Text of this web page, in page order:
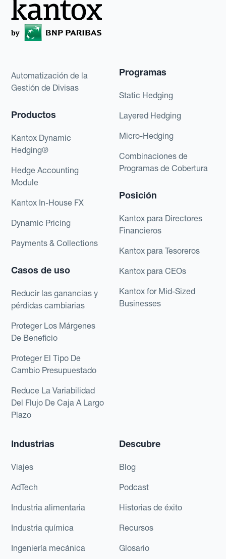
Automatización de la
Gestión de Divisas
Productos
Kantox Dynamic
Hedging®
Hedge Accounting
Module
Kantox In-House FX
Dynamic Pricing
Payments & Collections
Casos de uso
Reducir las ganancias y
pérdidas cambiarias
Proteger Los Márgenes
De Beneficio
Proteger El Tipo De
Cambio Presupuestado
Reduce La Variabilidad
Del Flujo De Caja A Largo
Plazo
Programas
Static Hedging
Layered Hedging
Micro-Hedging
Combinaciones de
Programas de Cobertura
Posición
Kantox para Directores
Financieros
Kantox para Tesoreros
Kantox para CEOs
Kantox for Mid-Sized
Businesses
Industrias
Viajes
AdTech
Industria alimentaria
Industria química
Ingeniería mecánica
Descubre
Blog
Podcast
Historias de éxito
Recursos
Glosario